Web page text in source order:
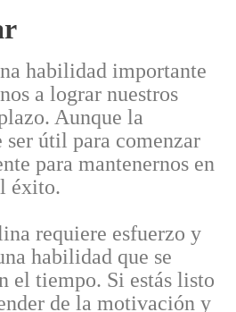
habilidad importante
a lograr nuestros
Aunque la
útil para comenzar
para mantenernos en
éxito.
requiere esfuerzo y
habilidad que se
el tiempo. Si estás listo
de la motivación y